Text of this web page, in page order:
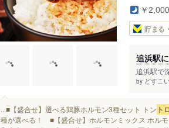
￥
貯まる
追浜駅
追浜駅で
by どすこ
...■【盛合せ】選べる鶏豚ホルモン3種セット トン ト
種が選べる！ ■【盛合せ】ホルモンミックス ホ